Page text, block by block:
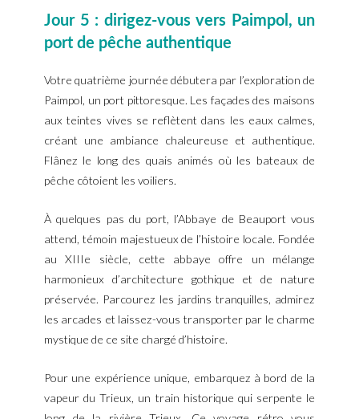
Jour 5 : dirigez-vous vers Paimpol, un
port de pêche authentique
Votre quatrième journée débutera par l’exploration de
Paimpol, un port pittoresque. Les façades des maisons
aux teintes vives se reflètent dans les eaux calmes,
créant une ambiance chaleureuse et authentique.
Flânez le long des quais animés où les bateaux de
pêche côtoient les voiliers.
À quelques pas du port, l’Abbaye de Beauport vous
attend, témoin majestueux de l’histoire locale. Fondée
au XIIIe siècle, cette abbaye offre un mélange
harmonieux d’architecture gothique et de nature
préservée. Parcourez les jardins tranquilles, admirez
les arcades et laissez-vous transporter par le charme
mystique de ce site chargé d’histoire.
Pour une expérience unique, embarquez à bord de la
vapeur du Trieux, un train historique qui serpente le